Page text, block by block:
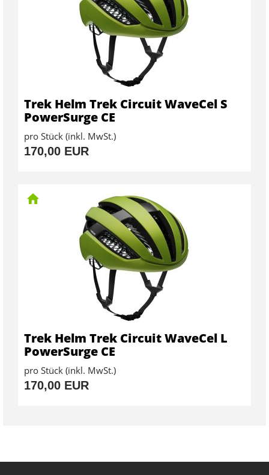
Trek Helm Trek Circuit WaveCel S
PowerSurge CE
pro Stück (inkl. MwSt.)
170,00 EUR
Trek Helm Trek Circuit WaveCel L
PowerSurge CE
pro Stück (inkl. MwSt.)
170,00 EUR